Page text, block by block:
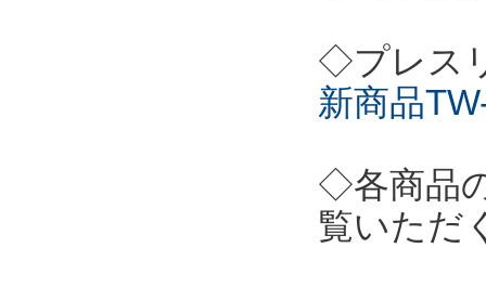
◇プレス
新商品
◇各商品
覧いただ